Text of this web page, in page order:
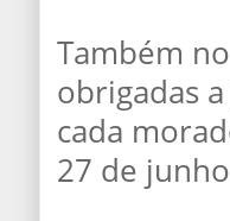
Também
obrigadas
cada
27 de